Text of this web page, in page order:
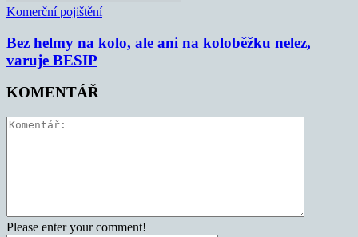
Komerční pojištění
Bez helmy na kolo, ale ani na koloběžku nelez,
varuje BESIP
KOMENTÁŘ
Please enter your comment!